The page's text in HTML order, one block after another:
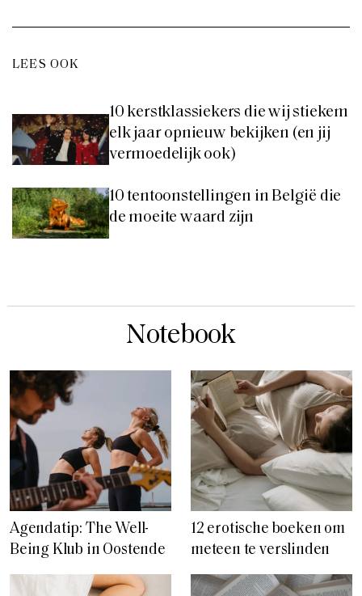
LEES OOK
10 kerstklassiekers die wij stiekem
elk jaar opnieuw bekijken (en jij
vermoedelijk ook)
10 tentoonstellingen in België die
de moeite waard zijn
Notebook
Agendatip: The Well-
Being Klub in Oostende
12 erotische boeken om
meteen te verslinden